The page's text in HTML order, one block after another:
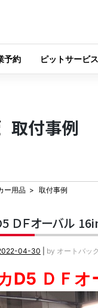
予約 ピットサービ
取付事例
ー用品 取付事例
ＤＦオーバル
04-30 by オートバッ
D5 ＤＦオ